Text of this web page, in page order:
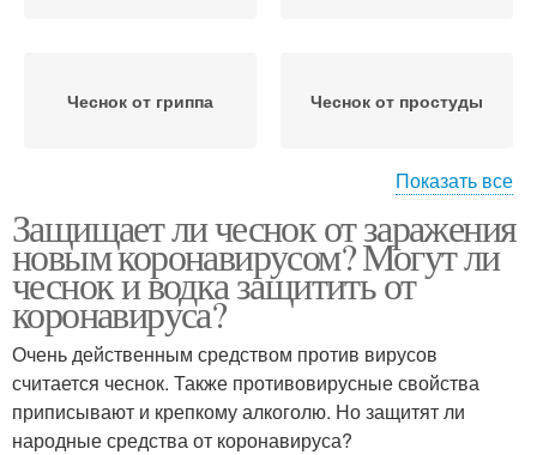
Чеснок от гриппа Чеснок от простуды
Чеснок от рака
Показать все
Защищает ли чеснок от заражения
новым коронавирусом? Могут ли
чеснок и водка защитить от
коронавируса?
Очень действенным средством против вирусов
считается чеснок. Также противовирусные свойства
приписывают и крепкому алкоголю. Но защитят ли
народные средства от коронавируса?